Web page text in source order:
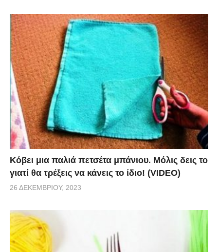
Κόβει μια παλιά πετσέτα μπάνιου. Μόλις δεις το
γιατί θα τρέξεις να κάνεις το ίδιο! (VIDEO)
26 ΔΕΚΕΜΒΡΊΟΥ, 2023